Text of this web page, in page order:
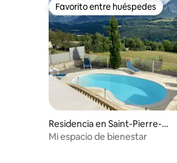
Favorito entre huéspedes
Favorito entre huéspedes
Residencia en Saint-Pierre-de
-Méaroz
Mi espacio de bienestar